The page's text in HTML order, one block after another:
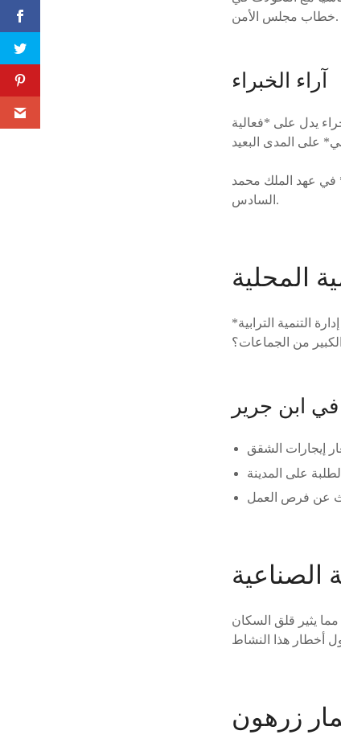
خطاب مجلس الأمن.
آراء الخبراء
يدل على *فعالية
في عهد الملك محمد
السادس.
المحلية
التنمية الترابية*
من الجماعات؟
في ابن جرير
الصناعية
يثير قلق السكان
زرهون